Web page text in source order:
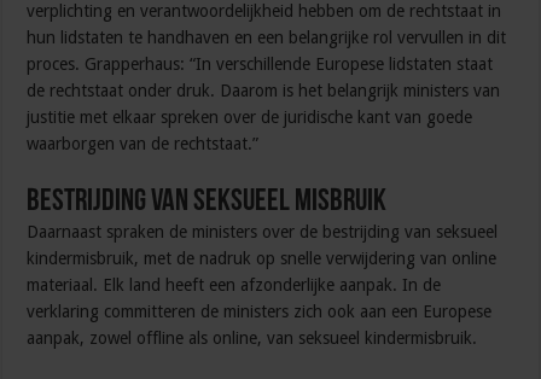
verplichting en verantwoordelijkheid hebben om de rechtstaat in
hun lidstaten te handhaven en een belangrijke rol vervullen in dit
proces. Grapperhaus: “In verschillende Europese lidstaten staat
de rechtstaat onder druk. Daarom is het belangrijk ministers van
justitie met elkaar spreken over de juridische kant van goede
waarborgen van de rechtstaat.”
Bestrijding van seksueel misbruik
Daarnaast spraken de ministers over de bestrijding van seksueel
kindermisbruik, met de nadruk op snelle verwijdering van online
materiaal. Elk land heeft een afzonderlijke aanpak. In de
verklaring committeren de ministers zich ook aan een Europese
aanpak, zowel offline als online, van seksueel kindermisbruik.